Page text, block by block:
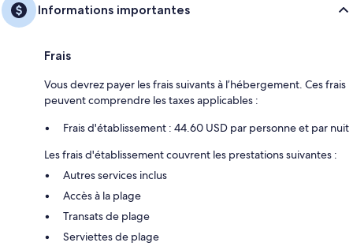
Informations importantes
Frais
Vous devrez payer les frais suivants à l’hébergement. Ces frais
peuvent comprendre les taxes applicables :
Frais d'établissement : 44.60 USD par personne et par nuit
Les frais d'établissement couvrent les prestations suivantes :
Autres services inclus
Accès à la plage
Transats de plage
Serviettes de plage